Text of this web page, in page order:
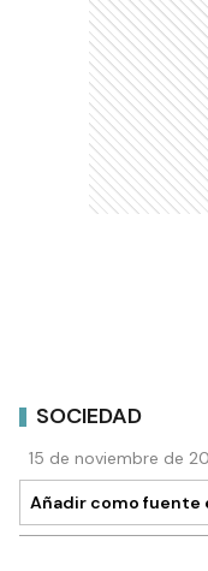
SOCIEDAD
15 de noviembre de
Añadir como fuente